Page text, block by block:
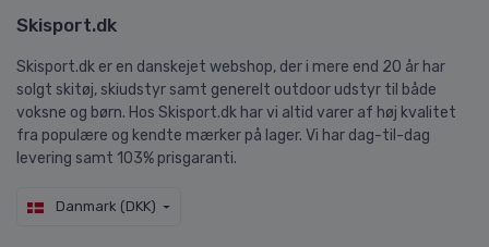
Skisport.dk
Skisport.dk er en danskejet webshop, der i mere end 20 år har
solgt skitøj, skiudstyr samt generelt outdoor udstyr til både
voksne og børn. Hos Skisport.dk har vi altid varer af høj kvalitet
fra populære og kendte mærker på lager. Vi har dag-til-dag
levering samt 103% prisgaranti.
Danmark (DKK)